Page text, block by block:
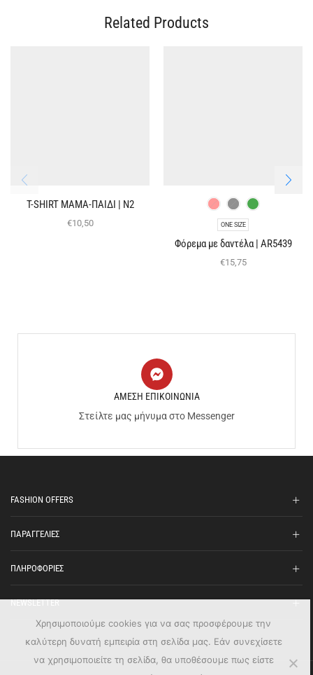
Related Products
T-SHIRT ΜΑΜΑ-ΠΑΙΔΙ | Ν2
€10,50 ONE SIZE
Φόρεμα με δαντέλα | AR5439
€15,75
ΑΜΕΣΗ ΕΠΙΚΟΙΝΩΝΙΑ
Στείλτε μας μήνυμα στο Messenger
FASHION OFFERS
ΠΑΡΑΓΓΕΛΙΕΣ
ΠΛΗΡΟΦΟΡΙΕΣ
NEWSLETTER
Χρησιμοποιούμε cookies για να σας προσφέρουμε την
καλύτερη δυνατή εμπειρία στη σελίδα μας. Εάν συνεχίσετε
να χρησιμοποιείτε τη σελίδα, θα υποθέσουμε πως είστε